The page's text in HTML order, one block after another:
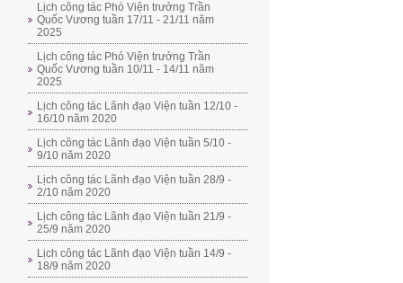
Lịch công tác Phó Viện trưởng Trần
Quốc Vương tuần 17/11 - 21/11 năm
2025
Lịch công tác Phó Viện trưởng Trần
Quốc Vương tuần 10/11 - 14/11 năm
2025
Lịch công tác Lãnh đạo Viện tuần 12/10 -
16/10 năm 2020
Lịch công tác Lãnh đạo Viện tuần 5/10 -
9/10 năm 2020
Lịch công tác Lãnh đạo Viện tuần 28/9 -
2/10 năm 2020
Lịch công tác Lãnh đạo Viện tuần 21/9 -
25/9 năm 2020
Lịch công tác Lãnh đạo Viện tuần 14/9 -
18/9 năm 2020